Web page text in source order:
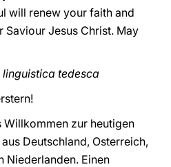
will renew your faith and
Jesus Christ. May
tedesca
Willkommen zur heutigen
Deutschland, Osterreich,
Niederlanden. Einen